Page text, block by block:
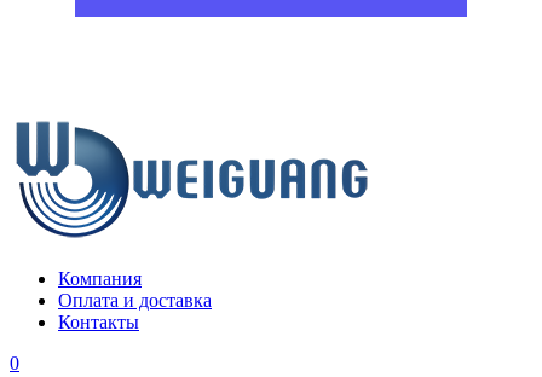
Компания
Оплата и доставка
Контакты
0